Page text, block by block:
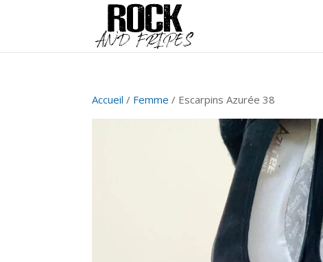
Accueil / Femme / Escarpins Azurée 38